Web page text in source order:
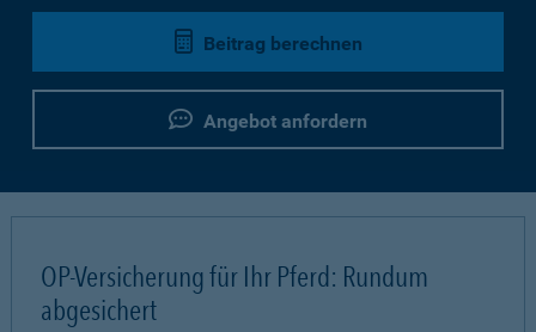
Beitrag berechnen
Angebot anfordern
OP-Versicherung für Ihr Pferd: Rundum
abgesichert